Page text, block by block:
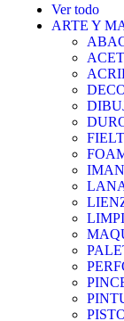
Ver todo
ARTE Y
IMAN